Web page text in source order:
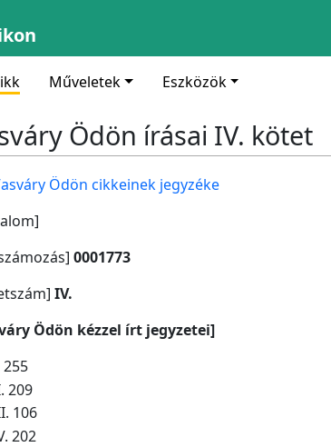
Műveletek Eszközök
Ödön írásai IV. kötet
Ödön cikkeinek jegyzéke
0001773
IV.
Ödön kézzel írt jegyzetei]
255
209
106
202